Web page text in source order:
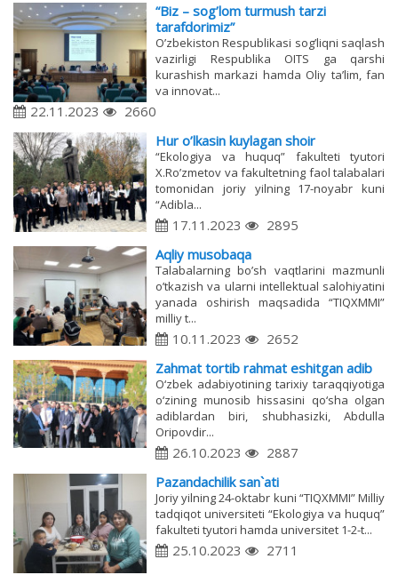
“Biz – sog’lom turmush tarzi
tarafdorimiz”
O’zbekiston Respublikasi sog’liqni saqlash
vazirligi Respublika OITS ga qarshi
kurashish markazi hamda Oliy ta’lim, fan
va innovat...
22.11.2023
2660
Hur o’lkasin kuylagan shoir
“Ekologiya va huquq” fakulteti tyutori
X.Ro’zmetov va fakultetning faol talabalari
tomonidan joriy yilning 17-noyabr kuni
“Adibla...
17.11.2023
2895
Aqliy musobaqa
Talabalarning bo’sh vaqtlarini mazmunli
o’tkazish va ularni intellektual salohiyatini
yanada oshirish maqsadida “TIQXMMI”
milliy t...
10.11.2023
2652
Zahmat tortib rahmat eshitgan adib
O‘zbek adabiyotining tarixiy taraqqiyotiga
o‘zining munosib hissasini qo‘sha olgan
adiblardan biri, shubhasizki, Abdulla
Oripovdir...
26.10.2023
2887
Pazandachilik san`ati
Joriy yilning 24-oktabr kuni “TIQXMMI” Milliy
tadqiqot universiteti “Ekologiya va huquq”
fakulteti tyutori hamda universitet 1-2-t...
25.10.2023 2711